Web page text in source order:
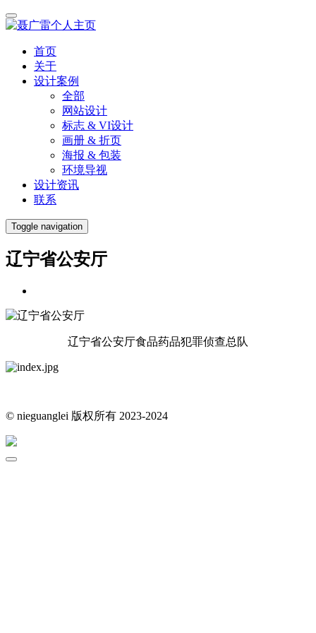
首页
关于
设计案例
全部
网站设计
标志 & VI设计
画册 & 折页
海报 & 包装
环境导视
设计资讯
联系
Toggle navigation
辽宁省公安厅
辽宁省公安厅食品药品犯罪侦查总队
© nieguanglei 版权所有 2023-2024